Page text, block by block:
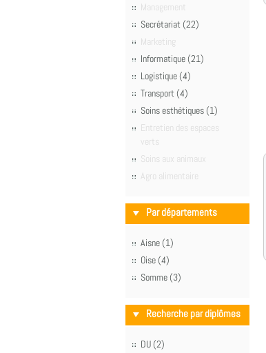
Management
Secrétariat (22)
Marketing
Informatique (21)
Logistique (4)
Transport (4)
Soins esthétiques (1)
Entretien des espaces
verts
Soins aux animaux
Agro alimentaire
Par départements
Aisne (1)
Oise (4)
Somme (3)
Recherche par diplômes
DU (2)